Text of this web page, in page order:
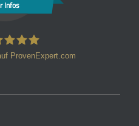
Infos
ProvenExpert.com